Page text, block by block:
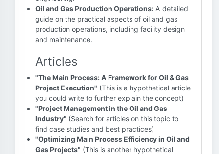
Oil and Gas Production Operations: A detailed
guide on the practical aspects of oil and gas
production operations, including facility design
and maintenance.
Articles
"The Main Process: A Framework for Oil & Gas
Project Execution" (This is a hypothetical article
you could write to further explain the concept)
"Project Management in the Oil and Gas
Industry" (Search for articles on this topic to
find case studies and best practices)
"Optimizing Main Process Efficiency in Oil and
Gas Projects" (This is another hypothetical